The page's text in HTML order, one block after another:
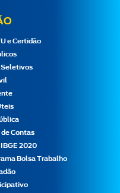
e Certidão
Seletivos
Contas
IBGE 2020
Bolsa Trabalho